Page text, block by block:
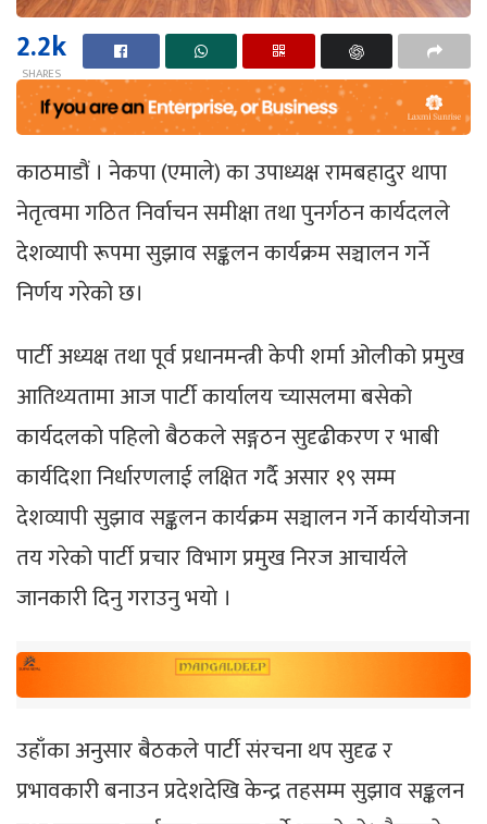
2.2k
SHARES
काठमाडौं । नेकपा (एमाले) का उपाध्यक्ष रामबहादुर थापा
नेतृत्वमा गठित निर्वाचन समीक्षा तथा पुनर्गठन कार्यदलले
देशव्यापी रूपमा सुझाव सङ्कलन कार्यक्रम सञ्चालन गर्ने
निर्णय गरेको छ।
पार्टी अध्यक्ष तथा पूर्व प्रधानमन्त्री केपी शर्मा ओलीको प्रमुख
आतिथ्यतामा आज पार्टी कार्यालय च्यासलमा बसेको
कार्यदलको पहिलो बैठकले सङ्गठन सुदृढीकरण र भाबी
कार्यदिशा निर्धारणलाई लक्षित गर्दै असार १९ सम्म
देशव्यापी सुझाव सङ्कलन कार्यक्रम सञ्चालन गर्ने कार्ययोजना
तय गरेको पार्टी प्रचार विभाग प्रमुख निरज आचार्यले
जानकारी दिनु गराउनु भयाे ।
उहाँका अनुसार बैठकले पार्टी संरचना थप सुदृढ र
प्रभावकारी बनाउन प्रदेशदेखि केन्द्र तहसम्म सुझाव सङ्कलन